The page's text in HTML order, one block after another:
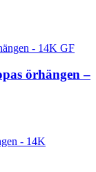
örhängen –